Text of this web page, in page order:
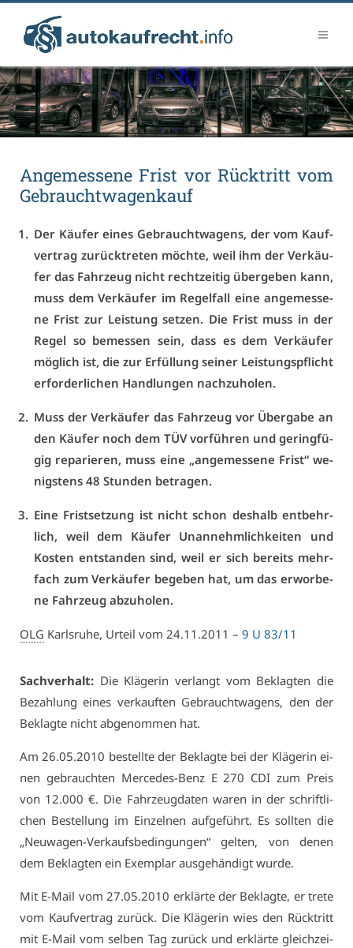
An­ge­mes­se­ne Frist vor Rück­tritt vom
Ge­braucht­wa­gen­kauf
Der Käu­fer ei­nes Ge­braucht­wa­gens, der vom Kauf­
ver­trag zu­rück­tre­ten möch­te, weil ihm der Ver­käu­
fer das Fahr­zeug nicht recht­zei­tig über­ge­ben kann,
muss dem Ver­käu­fer im Re­gel­fall ei­ne an­ge­mes­se­
ne Frist zur Leis­tung set­zen. Die Frist muss in der
Re­gel so be­mes­sen sein, dass es dem Ver­käu­fer
mög­lich ist, die zur Er­fül­lung sei­ner Leis­tungs­pflicht
er­for­der­li­chen Hand­lun­gen nach­zu­ho­len.
Muss der Ver­käu­fer das Fahr­zeug vor Über­ga­be an
den Käu­fer noch dem TÜV vor­füh­ren und ge­ring­fü­
gig re­pa­rie­ren, muss ei­ne „an­ge­mes­se­ne Frist“ we­
nigs­tens 48 Stun­den be­tra­gen.
Ei­ne Frist­set­zung ist nicht schon des­halb ent­behr­
lich, weil dem Käu­fer Un­an­nehm­lich­kei­ten und
Kos­ten ent­stan­den sind, weil er sich be­reits mehr­
fach zum Ver­käu­fer be­ge­ben hat, um das er­wor­be­
ne Fahr­zeug ab­zu­ho­len.
OLG Karls­ru­he, Ur­teil vom 24.11.2011 – 9 U 83/11
Sach­ver­halt: Die Klä­ge­rin ver­langt vom Be­klag­ten die
Be­zah­lung ei­nes ver­kauf­ten Ge­braucht­wa­gens, den der
Be­klag­te nicht ab­ge­nom­men hat.
Am 26.05.2010 be­stell­te der Be­klag­te bei der Klä­ge­rin ei­
nen ge­brauch­ten Mer­ce­des-Benz E 270 CDI zum Preis
von 12.000 €. Die Fahr­zeug­da­ten wa­ren in der schrift­li­
chen Be­stel­lung im Ein­zel­nen auf­ge­führt. Es soll­ten die
„Neu­wa­gen-Ver­kaufs­be­din­gun­gen“ gel­ten, von de­nen
dem Be­klag­ten ein Ex­em­plar aus­ge­hän­digt wur­de.
Mit E-Mail vom 27.05.2010 er­klär­te der Be­klag­te, er tre­te
vom Kauf­ver­trag zu­rück. Die Klä­ge­rin wies den Rück­tritt
mit E-Mail vom sel­ben Tag zu­rück und er­klär­te gleich­zei­